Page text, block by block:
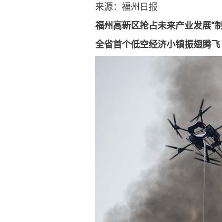
来源：福州日报
福州高新区抢占未来产业发展“
全省首个低空经济小镇振翅腾飞